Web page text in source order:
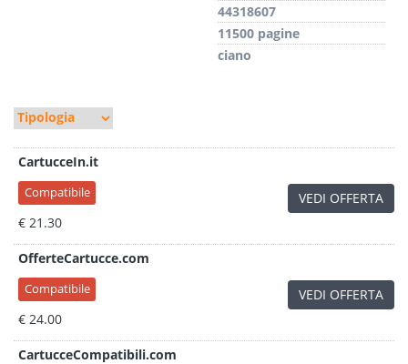
44318607
11500 pagine
ciano
CartucceIn.it
Compatibile
€ 21.30
VEDI OFFERTA
OfferteCartucce.com
Compatibile
€ 24.00
VEDI OFFERTA
CartucceCompatibili.com